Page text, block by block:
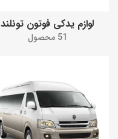
لوازم یدکی فوتون تونلند
51 محصول